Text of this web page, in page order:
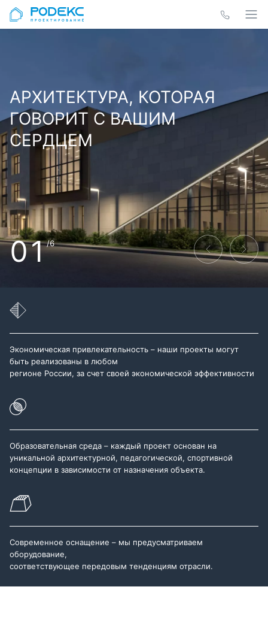
АРХИТЕКТУРА, КОТОРАЯ
ГОВОРИТ С ВАШИМ
СЕРДЦЕМ
01/6
Экономическая привлекательность – наши проекты могут
быть реализованы в любом
регионе России, за счет своей экономической эффективности
Образовательная среда – каждый проект основан на
уникальной архитектурной, педагогической, спортивной
концепции в зависимости от назначения объекта.
Современное оснащение – мы предусматриваем
оборудование,
соответствующее передовым тенденциям отрасли.